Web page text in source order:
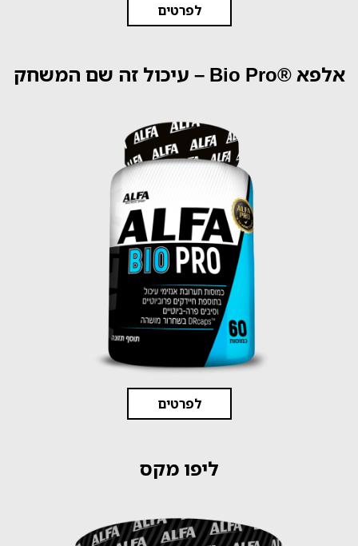
לפרטים
אלפא ®Bio Pro – עיכול זה שם המשחק
לפרטים
ליפו מקס